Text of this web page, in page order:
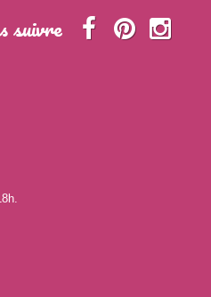
suivre